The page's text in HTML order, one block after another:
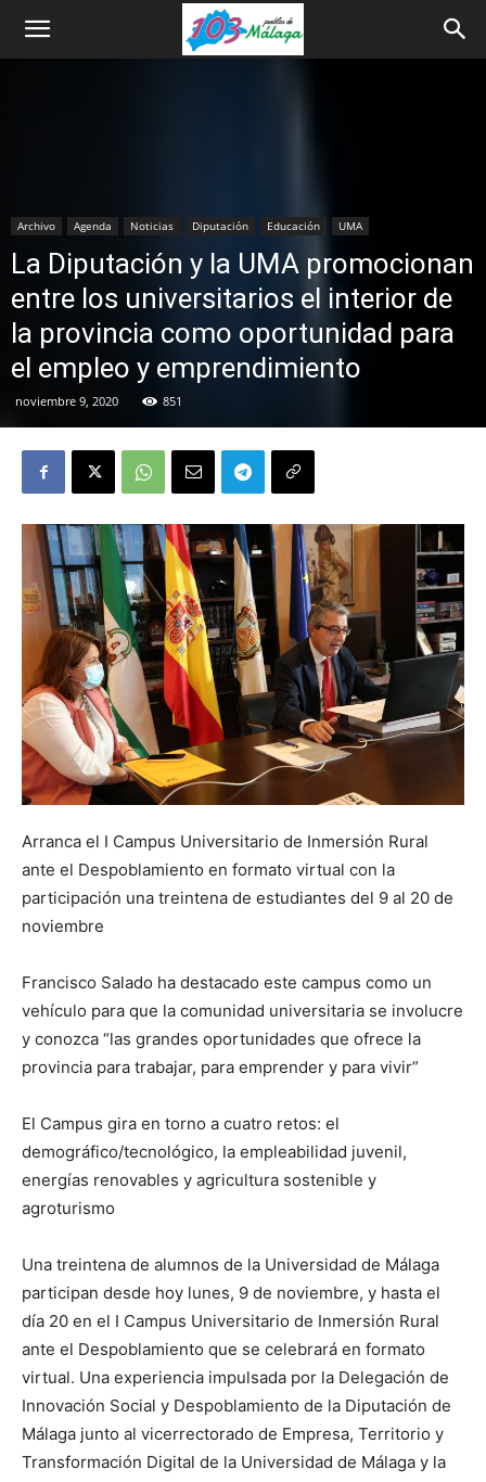
Archivo Agenda Noticias Diputación Educación UMA
La Diputación y la UMA promocionan
entre los universitarios el interior de
la provincia como oportunidad para
el empleo y emprendimiento
noviembre 9, 2020 851
Arranca el I Campus Universitario de Inmersión Rural
ante el Despoblamiento en formato virtual con la
participación una treintena de estudiantes del 9 al 20 de
noviembre
Francisco Salado ha destacado este campus como un
vehículo para que la comunidad universitaria se involucre
y conozca “las grandes oportunidades que ofrece la
provincia para trabajar, para emprender y para vivir”
El Campus gira en torno a cuatro retos: el
demográfico/tecnológico, la empleabilidad juvenil,
energías renovables y agricultura sostenible y
agroturismo
Una treintena de alumnos de la Universidad de Málaga
participan desde hoy lunes, 9 de noviembre, y hasta el
día 20 en el I Campus Universitario de Inmersión Rural
ante el Despoblamiento que se celebrará en formato
virtual. Una experiencia impulsada por la Delegación de
Innovación Social y Despoblamiento de la Diputación de
Málaga junto al vicerrectorado de Empresa, Territorio y
Transformación Digital de la Universidad de Málaga y la